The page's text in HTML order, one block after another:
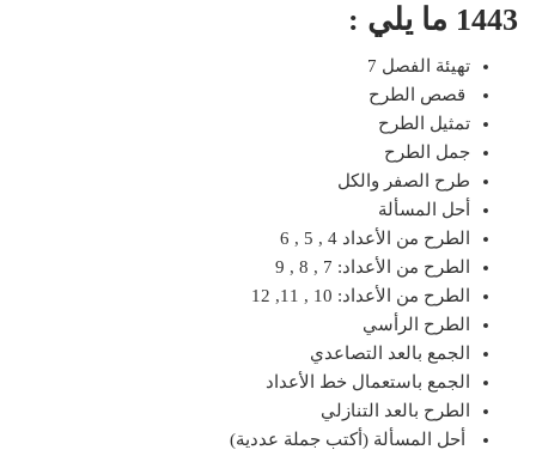
1443 ما يلي :
تهيئة الفصل 7
قصص الطرح
تمثيل الطرح
جمل الطرح
طرح الصفر والكل
أحل المسألة
الطرح من الأعداد 4 , 5 , 6
الطرح من الأعداد: 7 , 8 , 9
الطرح من الأعداد: 10 , 11, 12
الطرح الرأسي
الجمع بالعد التصاعدي
الجمع باستعمال خط الأعداد
الطرح بالعد التنازلي
أحل المسألة (أكتب جملة عددية)